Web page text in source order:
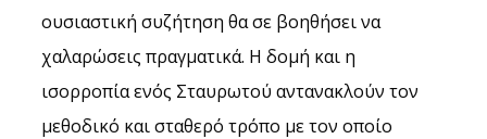
ουσιαστική συζήτηση θα σε βοηθήσει να
χαλαρώσεις πραγματικά. Η δομή και η
ισορροπία ενός Σταυρωτού αντανακλούν τον
μεθοδικό και σταθερό τρόπο με τον οποίο